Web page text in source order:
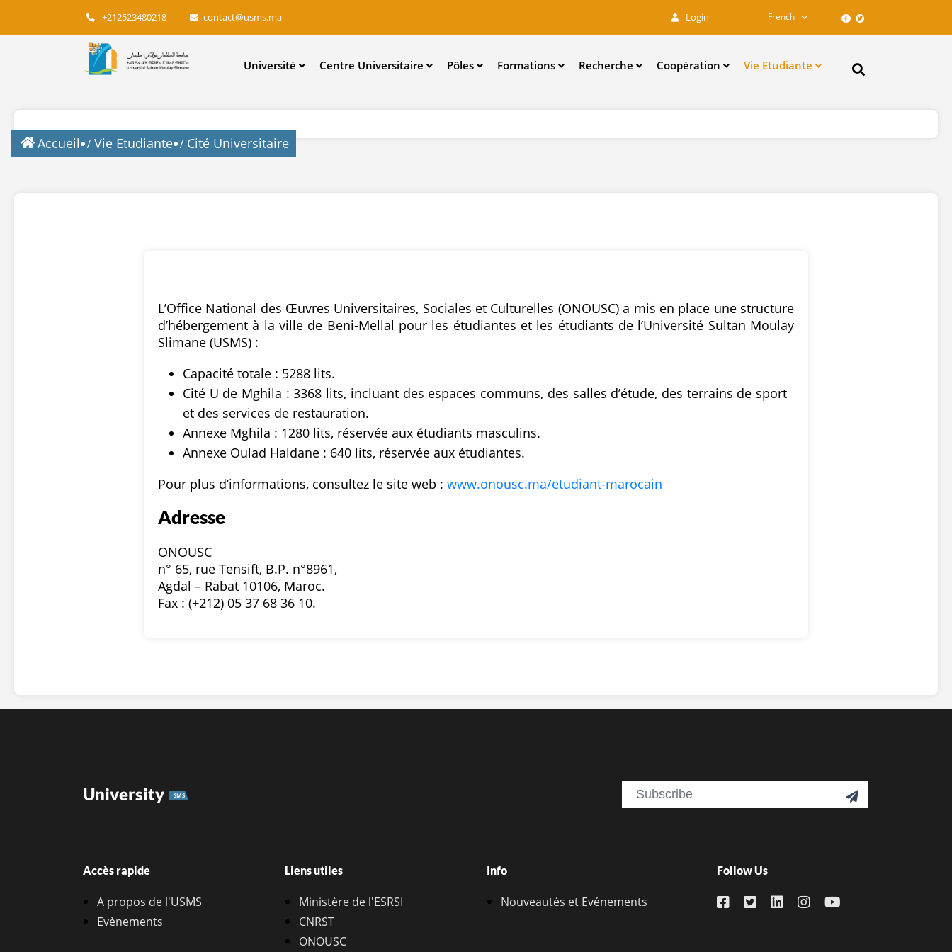
principal
+212523480218 contact@usms.ma Login French
navigation
Université Centre Universitaire Pôles Formations Recherche Coopération Vie Etudiante
Accueil Vie Etudiante Cité Universitaire
L’Office National des Œuvres Universitaires, Sociales et Culturelles (ONOUSC) a mis en place une structure
d’hébergement à la ville de Beni-Mellal pour les étudiantes et les étudiants de l’Université Sultan Moulay
Slimane (USMS) :
Capacité totale : 5288 lits.
Cité U de Mghila : 3368 lits, incluant des espaces communs, des salles d’étude, des terrains de sport
et des services de restauration.
Annexe Mghila : 1280 lits, réservée aux étudiants masculins.
Annexe Oulad Haldane : 640 lits, réservée aux étudiantes.
Pour plus d’informations, consultez le site web : www.onousc.ma/etudiant-marocain
Adresse
ONOUSC
n° 65, rue Tensift, B.P. n°8961,
Agdal – Rabat 10106, Maroc.
Fax : (+212) 05 37 68 36 10.
University SMS Email 
Accès rapide
A propos de l'USMS
Evènements
Liens utiles
Ministère de l'ESRSI
CNRST
ONOUSC
Info
Nouveautés et Evénements
Follow Us